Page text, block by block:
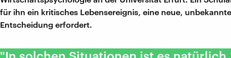
für ihn ein kritisches Lebensereignis, eine neue,
Entscheidung erfordert.